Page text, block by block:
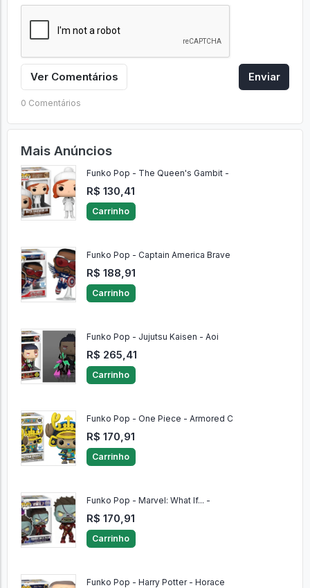
Ver Comentários Enviar
0 Comentários
Mais Anúncios
Funko Pop - The Queen's Gambit -
R$ 130,41
Carrinho
Funko Pop - Captain America Brave
R$ 188,91
Carrinho
Funko Pop - Jujutsu Kaisen - Aoi
R$ 265,41
Carrinho
Funko Pop - One Piece - Armored C
R$ 170,91
Carrinho
Funko Pop - Marvel: What If... -
R$ 170,91
Carrinho
Funko Pop - Harry Potter - Horace